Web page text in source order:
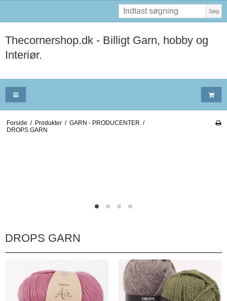
Søg
Thecornershop.dk - Billigt Garn, hobby og
Interiør.
Forside / Produkter / GARN - PRODUCENTER /
DROPS GARN
DROPS GARN